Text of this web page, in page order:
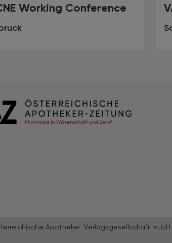
Working Conference
Apotheker-Verlagsgesellschaft m.b.H.